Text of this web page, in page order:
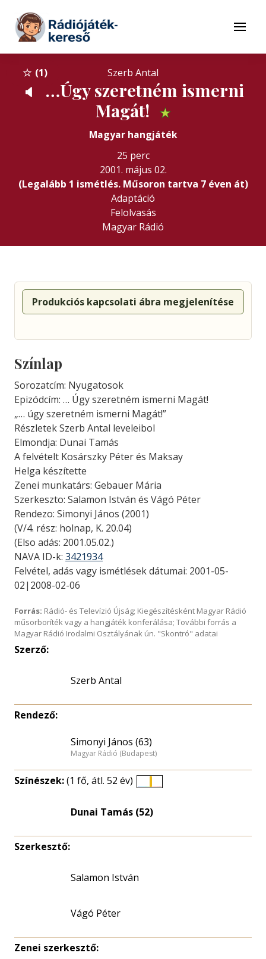
Tovább a tartalomhoz
Menü
1 Szerb Antal
🔈
…Úgy szeretném ismerni
Magát!
★
Magyar hangjáték
25 perc
2001. május 02.
(Legalább 1 ismétlés. Műsoron tartva 7 éven át)
Adaptáció
Felolvasás
Magyar Rádió
Produkciós kapcsolati ábra megjelenítése
Színlap
Sorozatcím: Nyugatosok
Epizódcím: … Úgy szeretném ismerni Magát!
„… úgy szeretném ismerni Magát!”
Részletek Szerb Antal leveleibol
Elmondja: Dunai Tamás
A felvételt Kosárszky Péter és Maksay
Helga készítette
Zenei munkatárs: Gebauer Mária
Szerkeszto: Salamon István és Vágó Péter
Rendezo: Simonyi János (2001)
(V/4. rész: holnap, K. 20.04)
(Elso adás: 2001.05.02.)
NAVA ID-k: 3421934
Felvétel, adás vagy ismétlések dátumai: 2001-05-
02|2008-02-06
Forrás: Rádió- és Televízió Újság; Kiegészítésként Magyar Rádió
műsorboríték vagy a hangjáték konferálása; További forrás a
Magyar Rádió Irodalmi Osztályának ún. "Skontró" adatai
Szerző:
Szerb Antal
Rendező:
Simonyi János (63)
Magyar Rádió (Budapest)
Színészek:(1 fő, átl. 52 év)
eloszlás
Dunai Tamás (52)
Szerkesztő:
Salamon István
Vágó Péter
Zenei szerkesztő: